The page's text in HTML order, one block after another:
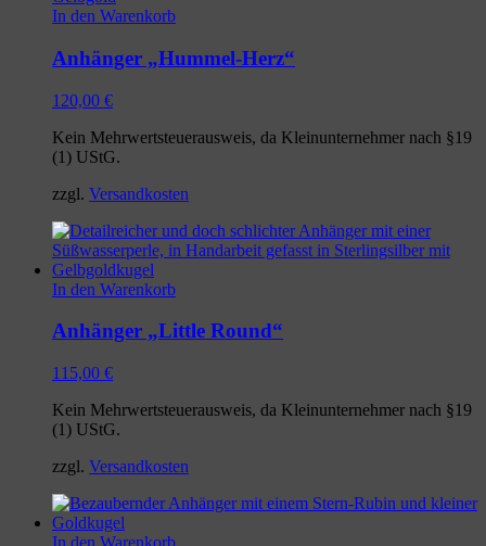
In den Warenkorb
Anhänger „Hummel-Herz“
120,00 €
Kein Mehrwertsteuerausweis, da Kleinunternehmer nach §19
(1) UStG.
zzgl. Versandkosten
In den Warenkorb
Anhänger „Little Round“
115,00 €
Kein Mehrwertsteuerausweis, da Kleinunternehmer nach §19
(1) UStG.
zzgl. Versandkosten